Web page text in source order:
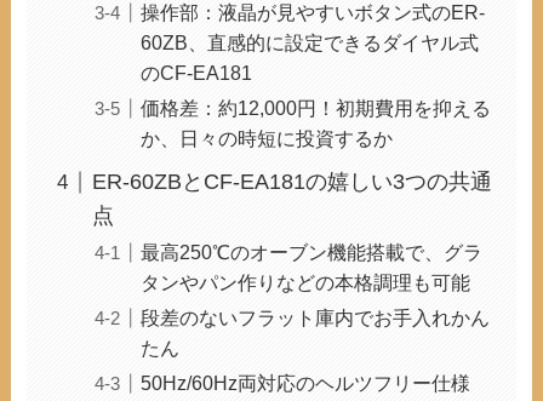
操作部：液晶が見やすいボタン式のER-
60ZB、直感的に設定できるダイヤル式
のCF-EA181
価格差：約12,000円！初期費用を抑える
か、日々の時短に投資するか
ER-60ZBとCF-EA181の嬉しい3つの共通
点
最高250℃のオーブン機能搭載で、グラ
タンやパン作りなどの本格調理も可能
段差のないフラット庫内でお手入れかん
たん
50Hz/60Hz両対応のヘルツフリー仕様